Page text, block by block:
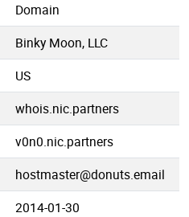
Domain
Binky Moon, LLC
US
whois.nic.partners
v0n0.nic.partners
hostmaster@donuts.email
2014-01-30